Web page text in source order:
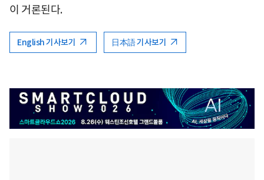
이 거론된다.
English 기사보기 日本語 기사보기